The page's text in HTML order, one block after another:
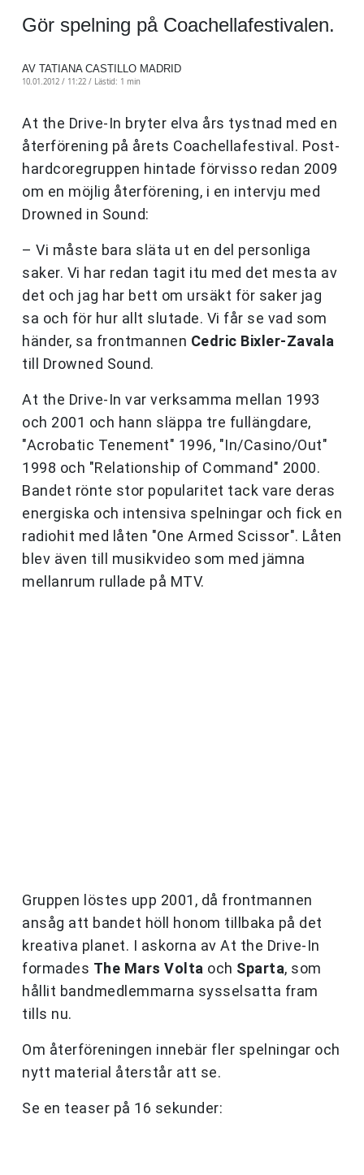
Gör spelning på Coachellafestivalen.
AV TATIANA CASTILLO MADRID
10.01.2012 / 11:22 / Lästid: 1 min
At the Drive-In bryter elva års tystnad med en
återförening på årets Coachellafestival. Post-
hardcoregruppen hintade förvisso redan 2009
om en möjlig återförening, i en intervju med
Drowned in Sound:
– Vi måste bara släta ut en del personliga
saker. Vi har redan tagit itu med det mesta av
det och jag har bett om ursäkt för saker jag
sa och för hur allt slutade. Vi får se vad som
händer, sa frontmannen Cedric Bixler-Zavala
till Drowned Sound.
At the Drive-In var verksamma mellan 1993
och 2001 och hann släppa tre fullängdare,
"Acrobatic Tenement" 1996, "In/Casino/Out"
1998 och "Relationship of Command" 2000.
Bandet rönte stor popularitet tack vare deras
energiska och intensiva spelningar och fick en
radiohit med låten "One Armed Scissor". Låten
blev även till musikvideo som med jämna
mellanrum rullade på MTV.
Gruppen löstes upp 2001, då frontmannen
ansåg att bandet höll honom tillbaka på det
kreativa planet. I askorna av At the Drive-In
formades The Mars Volta och Sparta, som
hållit bandmedlemmarna sysselsatta fram
tills nu.
Om återföreningen innebär fler spelningar och
nytt material återstår att se.
Se en teaser på 16 sekunder: